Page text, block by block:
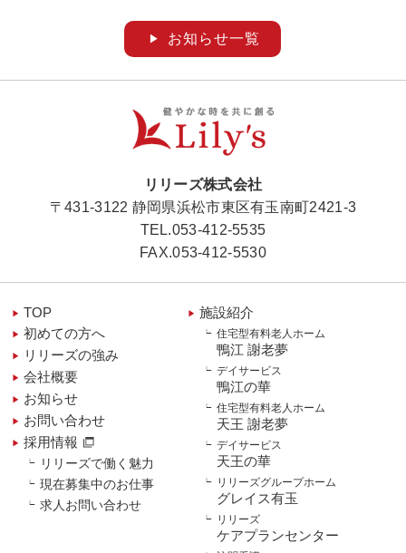
お知らせ一覧
リリーズ株式会社
〒431-3122 静岡県浜松市東区有玉南町2421-3
TEL.053-412-5535
FAX.053-412-5530
TOP
初めての方へ
リリーズの強み
会社概要
お知らせ
お問い合わせ
施設紹介
住宅型有料老人ホーム
鴨江 謝老夢
デイサービス
鴨江の華
住宅型有料老人ホーム
天王 謝老夢
デイサービス
天王の華
リリーズグループホーム
グレイス有玉
リリーズ
ケアプランセンター
採用情報
リリーズで働く魅力
現在募集中のお仕事
求人お問い合わせ